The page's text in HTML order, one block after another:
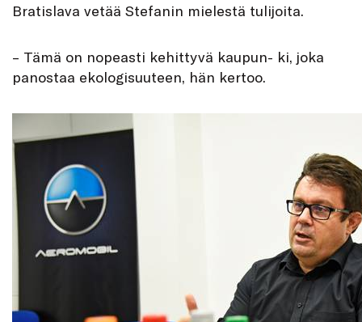
Bratislava vetää Stefanin mielestä tulijoita.
– Tämä on nopeasti kehittyvä kaupun- ki, joka
panostaa ekologisuuteen, hän kertoo.